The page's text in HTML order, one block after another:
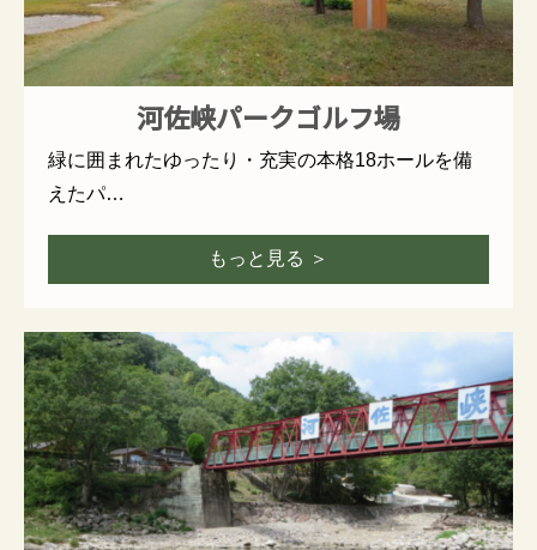
河佐峡パークゴルフ場
緑に囲まれたゆったり・充実の本格18ホールを備
えたパ…
もっと見る ＞